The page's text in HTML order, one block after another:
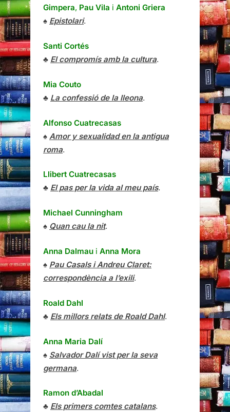
Gimpera, Pau Vila i Antoni Griera
♠ Epistolari.
Santi Cortés
♣ El compromís amb la cultura.
Mia Couto
♣ La confessió de la lleona.
Alfonso Cuatrecasas
♠ Amor y sexualidad en la antigua
roma.
Llibert Cuatrecasas
♣ El pas per la vida al meu país.
Michael Cunningham
♠ Quan cau la nit.
Anna Dalmau i Anna Mora
♠ Pau Casals i Andreu Claret:
correspondència a l’exili.
Roald Dahl
♣ Els millors relats de Roald Dahl.
Anna Maria Dalí
♠ Salvador Dalí vist per la seva
germana.
Ramon d’Abadal
♣ Els primers comtes catalans.